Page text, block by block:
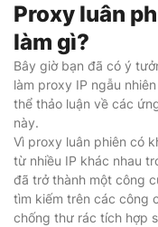
Proxy luân
làm gì?
Bây giờ bạn đã có ý
làm proxy IP ngẫu
thể thảo luận về các
này.
Vì proxy luân phiên có
từ nhiều IP khác nhau
đã trở thành một công
tìm kiếm trên các công
chống thư rác tích hợp